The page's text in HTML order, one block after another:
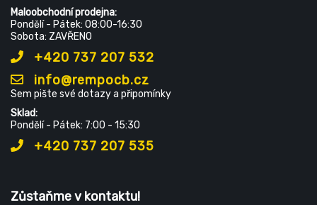
Maloobchodní prodejna:
Pondělí - Pátek: 08:00-16:30
Sobota: ZAVŘENO
+420 737 207 532
info@rempocb.cz
Sem pište své dotazy a připomínky
Sklad:
Pondělí - Pátek: 7:00 - 15:30
+420 737 207 535
Zůstaňme v kontaktu!